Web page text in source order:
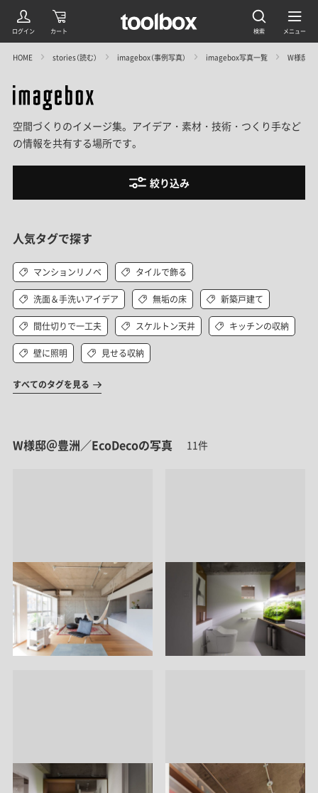
HOME stories（読む） imagebox（事例写真） imagebox写真一覧 W様邸＠
空間づくりのイメージ集。アイデア・素材・技術・つくり手など
の情報を共有する場所です。
絞り込み
人気タグで探す
マンションリノベ タイルで飾る
洗面＆手洗いアイデア 無垢の床 新築戸建て
間仕切りで一工夫 スケルトン天井 キッチンの収納
壁に照明 見せる収納
すべてのタグを見る
W様邸＠豊洲／EcoDecoの写真 11件